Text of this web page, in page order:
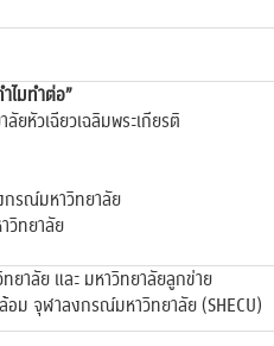
ไมทำต่อ”
ยหัวเฉียวเฉลิมพระเกียรติ
กรณ์มหาวิทยาลัย
วิทยาลัย
าลัย และ มหาวิทยาลัยลูกข่าย
ม จุฬาลงกรณ์มหาวิทยาลัย (SHECU)